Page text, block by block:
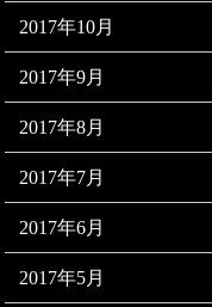
2017年10月
2017年9月
2017年8月
2017年7月
2017年6月
2017年5月